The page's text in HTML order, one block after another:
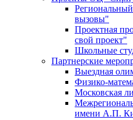
вызовы"
Проектная
свой проект"
Школьные
Партнерские
Выездная
Физико-
Московская
имени А.П.